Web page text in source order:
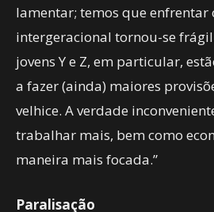
lamentar; temos que enfrentar
intergeracional tornou-se
jovens Y e Z, em particular,
a fazer (ainda) maiores
velhice. A verdade
trabalhar mais, bem como
maneira mais focada.”
Paralisação